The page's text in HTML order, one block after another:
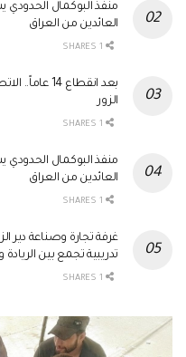
منفذ البوكمال الحدودي
العائدين من العراق
بعد انقطاع
الزور
منفذ البوكمال الحدودي
العائدين من العراق
غرفة تجارة وصناعة دير
تدريبية تجمع بين